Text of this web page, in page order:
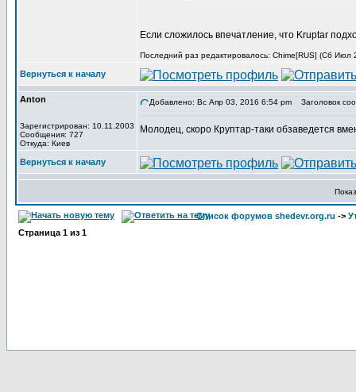
Если сложилось впечатление, что Kruptar
Последний раз редактировалось: Chime[RUS] (Сб Июл
Вернуться к началу
Anton
Зарегистрирован: 10.11.2003
Сообщения: 727
Откуда: Киев
Добавлено: Вс Апр 03, 2016 6:54 pm Заголовок
Молодец, скоро Круптар-таки обзаведется
Вернуться к началу
Список форумов shedevr.org.ru ->
Страница 1 из 1